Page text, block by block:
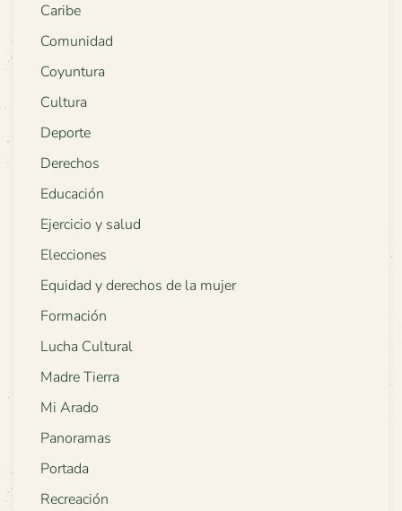
Caribe
Comunidad
Coyuntura
Cultura
Deporte
Derechos
Educación
Ejercicio y salud
Elecciones
Equidad y derechos de la mujer
Formación
Lucha Cultural
Madre Tierra
Mi Arado
Panoramas
Portada
Recreación